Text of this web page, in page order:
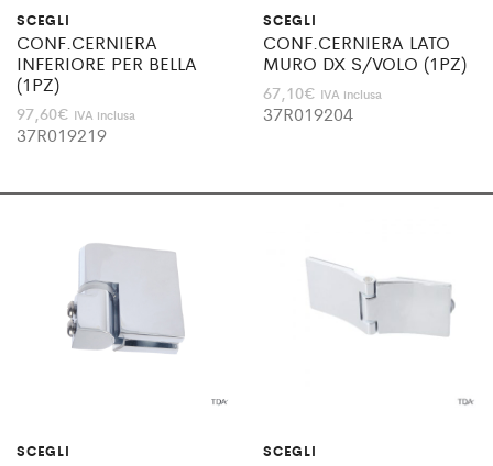
SCEGLI
CONF.CERNIERA
INFERIORE PER BELLA
(1PZ)
97,60€ IVA inclusa
37R019219
SCEGLI
CONF.CERNIERA LATO
MURO DX S/VOLO (1PZ)
67,10€ IVA inclusa
37R019204
SCEGLI SCEGLI